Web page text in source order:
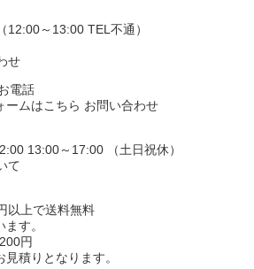
～13:00 TEL不通）
せ
電話
お問い合わせ
13:00～17:00 （土日祝休）
て
以上で送料無料
す。
円
積りとなります。